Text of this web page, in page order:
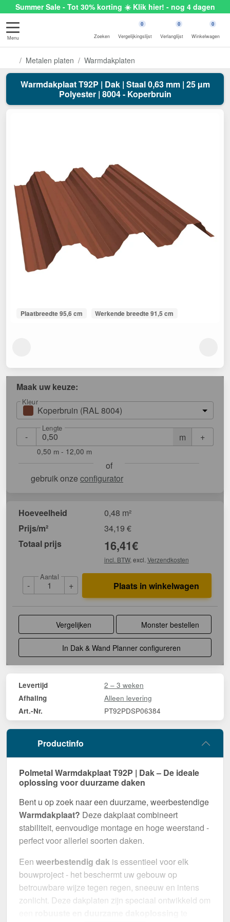
Summer Sale - Tot 30% korting ☀️ Klik hier! - nog 4 dagen
Menu Zoeken
0
Vergelijkingslijst
0
Verlanglijst
0
Winkelwagen
Metalen platen Warmdakplaten
Warmdakplaat T92P | Dak | Staal 0,63 mm | 25 µm
Polyester | 8004 - Koperbruin
Plaatbreedte 95,6 cm Werkende breedte 91,5 cm
Maak uw keuze:
Kleur
Koperbruin (RAL 8004)
- m
Lengte
+
0,50 m - 12,00 m
of
gebruik onze configurator
Hoeveelheid
0,48 m²
Prijs/m²
34,19 €
Totaal prijs
16,41€
incl. BTW, excl. Verzendkosten
-
Aantal
+ Plaats in winkelwagen
Vergelijken Monster bestellen
In Dak & Wand Planner configureren
Levertijd 2 – 3 weken
Afhaling Alleen levering
Art.-Nr. PT92PDSP06384
Productinfo
Polmetal Warmdakplaat T92P | Dak – De ideale
oplossing voor duurzame daken
Bent u op zoek naar een duurzame, weerbestendige
Warmdakplaat? Deze dakplaat combineert
stabiliteit, eenvoudige montage en hoge weerstand -
perfect voor allerlei soorten daken.
Een weerbestendig dak is essentieel voor elk
bouwproject - het beschermt uw gebouw op
betrouwbare wijze tegen regen, sneeuw en intens
zonlicht. Deze dakplaten zijn speciaal ontwikkeld om